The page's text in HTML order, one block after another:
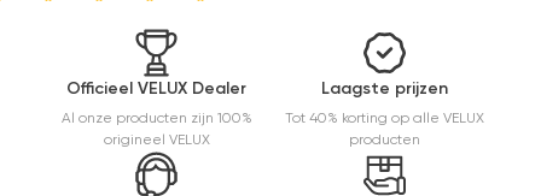
Officieel VELUX Dealer
Al onze producten zijn 100%
origineel VELUX
Laagste prijzen
Tot 40% korting op alle VELUX
producten